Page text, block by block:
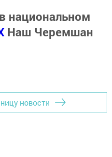
национальном
Наш Черемшан
новости